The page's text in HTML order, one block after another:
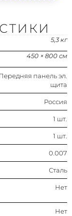
С порошковым
покрытием
Серый
5,3 кг
450 × 800 см
панель эл.
щита
Россия
1 шт.
1 шт.
0.007
Сталь
Нет
Нет